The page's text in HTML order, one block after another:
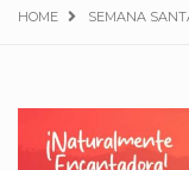
HOME SEMANA